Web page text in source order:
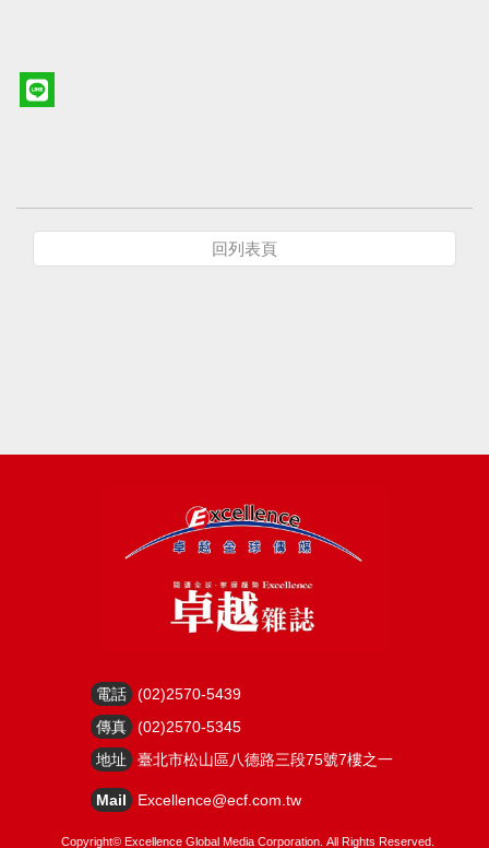
回列表頁
電話
(02)2570-5439
傳真
(02)2570-5345
地址
臺北市松山區八德路三段75號7樓之一
Mail Excellence@ecf.com.tw
Copyright©Excellence Global Media Corporation. All Rights Reserved.